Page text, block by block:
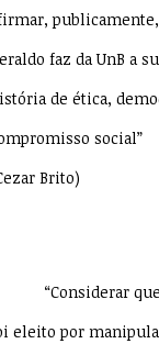
publicamente,
faz da UnB a
de ética,
social”
Brito)
“Considerar
eleito por